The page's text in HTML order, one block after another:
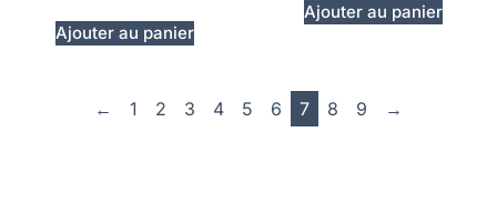
Ajouter au panier
Ajouter au panier
← 1 2 3 4 5 6 7 8 9 →